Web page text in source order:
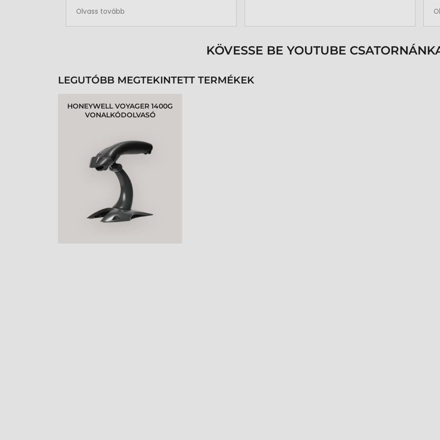
Rendben volt a rendelésem
Olvass tovább
KÖVESSE BE YOUTUBE
LEGUTÓBB MEGTEKINTETT TERMÉKEK
HONEYWELL VOYAGER 1400G
VONALKÓDOLVASÓ